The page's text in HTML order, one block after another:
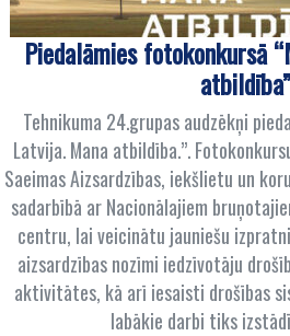
Piedalāmies fotokonkursā
atbildība”
Tehnikuma 24.grupas audzēkņi
Latvija. Mana atbildība.”.
Saeimas Aizsardzības, iekšlietu un
sadarbībā ar Nacionālajiem
centru, lai veicinātu jauniešu
aizsardzības nozīmi iedzīvotāju
aktivitātes, kā arī iesaisti drošības
labākie darbi tiks